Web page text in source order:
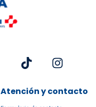
Atención y contacto